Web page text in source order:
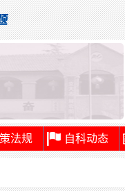
法规 自科动态